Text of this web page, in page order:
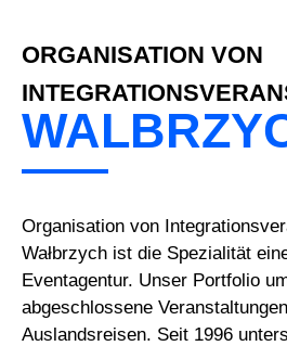
ORGANISATION VON
Organisation von
Wałbrzych ist die Spezialität
Eventagentur. Unser Portfolio
abgeschlossene
Auslandsreisen. Seit 1996